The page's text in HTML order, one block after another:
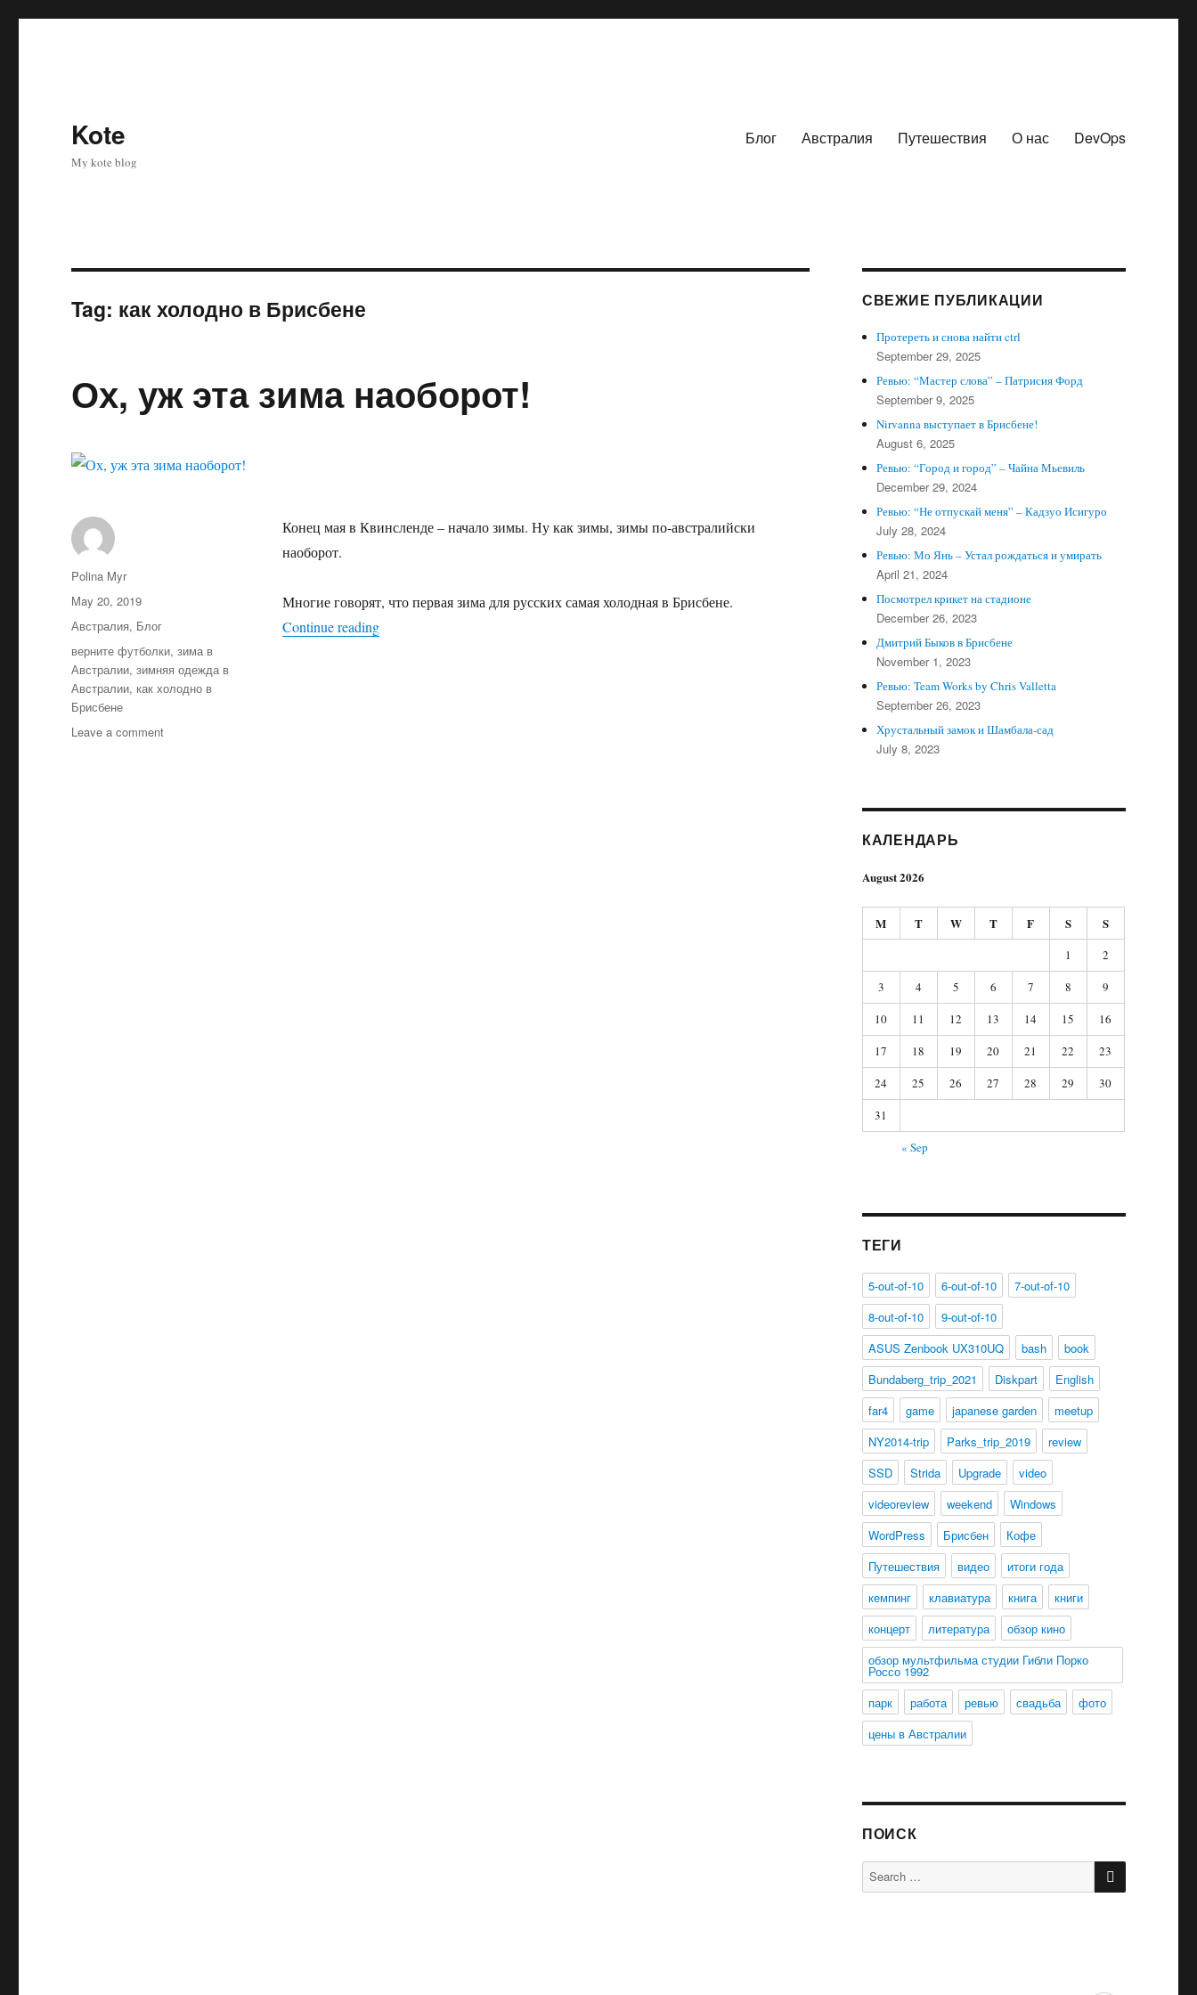
Kote
My kote blog
Блог Австралия Путешествия О нас DevOps
Tag: как холодно в Брисбене
Ох, уж эта зима наоборот!
Конец мая в Квинсленде – начало зимы. Ну как зимы, зимы по-австралийски
наоборот.
Многие говорят, что первая зима для русских самая холодная в Брисбене.
Continue reading“Ох, уж эта зима наоборот!”
Author
Polina Myr
Posted
on
May 20, 2019
Categories
Австралия, Блог
Tags
верните футболки,зима в
Австралии,зимняя одежда в
Австралии, как холодно в
Брисбене
Leave a commenton
СВЕЖИЕ ПУБЛИКАЦИИ
Протереть и снова найти ctrl
September 29, 2025
Ревью: “Мастер слова” – Патрисия Форд
September 9, 2025
Nirvanna выступает в Брисбене!
August 6, 2025
Ревью: “Город и город” – Чайна Мьевиль
December 29, 2024
Ревью: “Не отпускай меня” – Кадзуо Исигуро
July 28, 2024
Ревью: Мо Янь – Устал рождаться и умирать
April 21, 2024
Посмотрел крикет на стадионе
December 26, 2023
Дмитрий Быков в Брисбене
November 1, 2023
Ревью: Team Works by Chris Valletta
September 26, 2023
Хрустальный замок и Шамбала-сад
July 8, 2023
КАЛЕНДАРЬ
August 2026
M T W T F S S
1
2
3
4 5 6 7 8
9
10
11 12 13 14 15
16
17
18 19 20 21 22
23
24
25 26 27 28 29
30
31
« Sep
ТЕГИ
5-out-of-10 6-out-of-10
7-out-of-10
8-out-of-10
9-out-of-10
ASUS Zenbook UX310UQ
bash
book
Bundaberg_trip_2021
Diskpart
English
far4
game japanese garden
meetup
NY2014-trip
Parks_trip_2019
review
SSD
Strida Upgrade
video
videoreview
weekend
Windows
WordPress
Брисбен
Кофе
Путешествия
видео
итоги года
кемпинг
клавиатура книга
книги
концерт
литература
обзор кино
обзор мультфильма студии Гибли Порко
Россо 1992
парк
работа ревью свадьба
фото
цены в Австралии
ПОИСК
Search
for:
SEARCH